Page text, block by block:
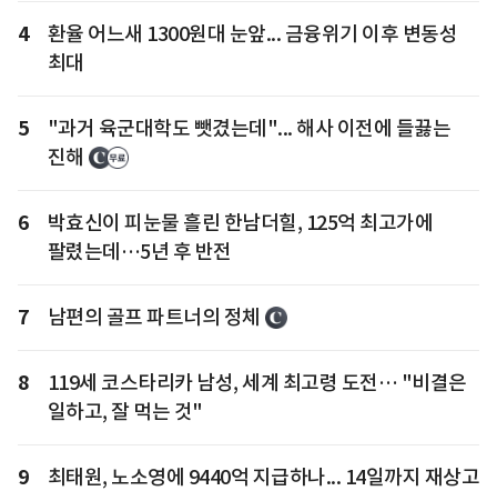
4
환율 어느새 1300원대 눈앞... 금융위기 이후 변동성
최대
5
"과거 육군대학도 뺏겼는데"... 해사 이전에 들끓는
진해
6
박효신이 피눈물 흘린 한남더힐, 125억 최고가에
팔렸는데…5년 후 반전
7 남편의 골프 파트너의 정체
8
119세 코스타리카 남성, 세계 최고령 도전… "비결은
일하고, 잘 먹는 것"
9
최태원, 노소영에 9440억 지급하나... 14일까지 재상고